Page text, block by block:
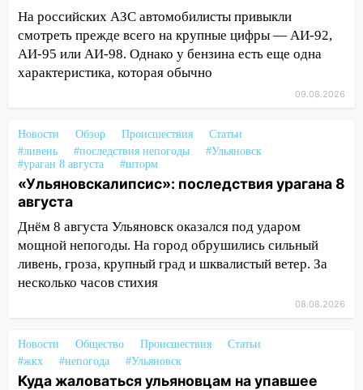
16:17 Мелекесский район первым в
Ульяновской области намолотил более
100 тысяч тонн зерна
15:17
В колледжи и техникумы
Ульяновской области подали более 10
15:04
Фоторепортаж с улиц Ульяновска
после шторма: поваленные деревья и
затопленные улицы
14:28
Деева в Заволжье
14:26 Жители Ульяновска сами
пытаются расчистить ливнёвки, не
на улице Любови Шевцовой рухнул
светофор
На российских АЗС автомобилисты привыкли
смотреть прежде всего на крупные цифры — АИ-92,
АИ-95 или АИ-98. Однако у бензина есть еще одна
характеристика, которая обычно
09.08.2026
Новости Обзор Происшествия
Статьи
#ливень
#последствия непогоды
#Ульяновск
#ураган 8 августа
#шторм
«Ульяновскалипсис»: последствия урагана 8
августа
Днём 8 августа Ульяновск оказался под ударом
мощной непогоды. На город обрушились сильный
ливень, гроза, крупный град и шквалистый ветер. За
несколько часов стихия
08.08.2026
Новости Общество Происшествия
Статьи
#жкх
#непогода #Ульяновск
Куда жаловаться ульяновцам на упавшее